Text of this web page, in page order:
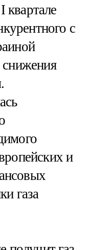
квартале
с
снижения
и
газа